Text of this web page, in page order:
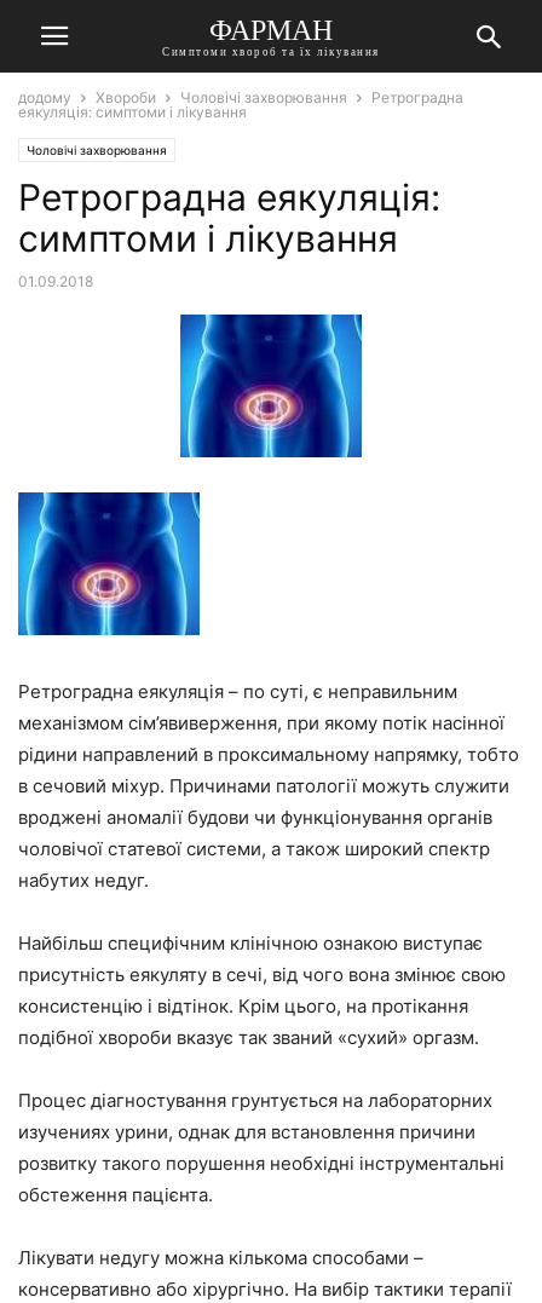
ФАРМАН
Симптоми хвороб та їх лікування
додому Хвороби Чоловічі захворювання
Ретроградна
еякуляція: симптоми і лікування
Чоловічі захворювання
Ретроградна еякуляція:
симптоми і лікування
01.09.2018
Ретроградна еякуляція – по суті, є неправильним
механізмом сім’явиверження, при якому потік насінної
рідини направлений в проксимальному напрямку, тобто
в сечовий міхур. Причинами патології можуть служити
вроджені аномалії будови чи функціонування органів
чоловічої статевої системи, а також широкий спектр
набутих недуг.
Найбільш специфічним клінічною ознакою виступає
присутність еякуляту в сечі, від чого вона змінює свою
консистенцію і відтінок. Крім цього, на протікання
подібної хвороби вказує так званий «сухий» оргазм.
Процес діагностування грунтується на лабораторних
изучениях урини, однак для встановлення причини
розвитку такого порушення необхідні інструментальні
обстеження пацієнта.
Лікувати недугу можна кількома способами –
консервативно або хірургічно. На вибір тактики терапії